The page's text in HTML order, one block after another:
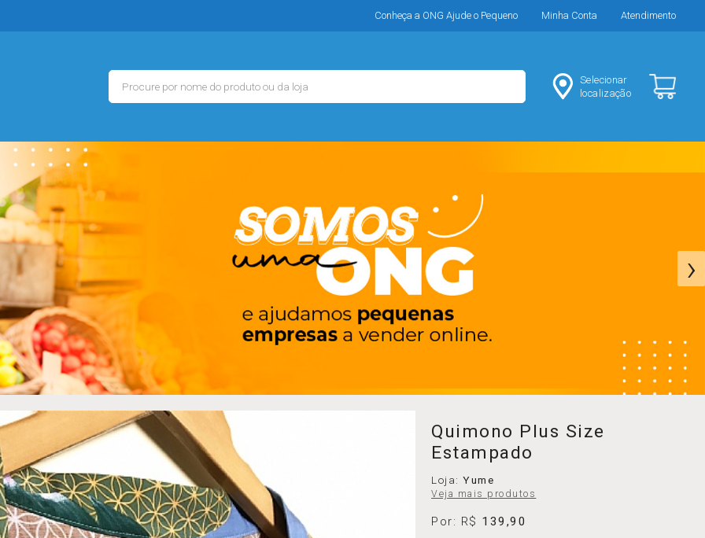
Conheça a ONG Ajude o Pequeno Minha Conta Atendimento
Selecionar
localização
›
Quimono Plus Size
Estampado
Loja:Yume
Veja mais produtos
Por: R$ 139,90